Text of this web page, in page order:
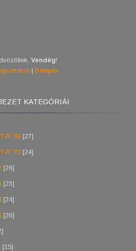
Vendég!
| Belépés
KATEGÓRIÁI
R '69 [27]
R '73 [24]
[26]
[23]
[24]
[26]
[15]